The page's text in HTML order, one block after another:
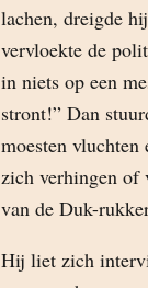
lachen, dreigde
vervloekte de
in niets op een
stront!” Dan
moesten vluchten
zich verhingen of
van de Duk-
Hij liet zich